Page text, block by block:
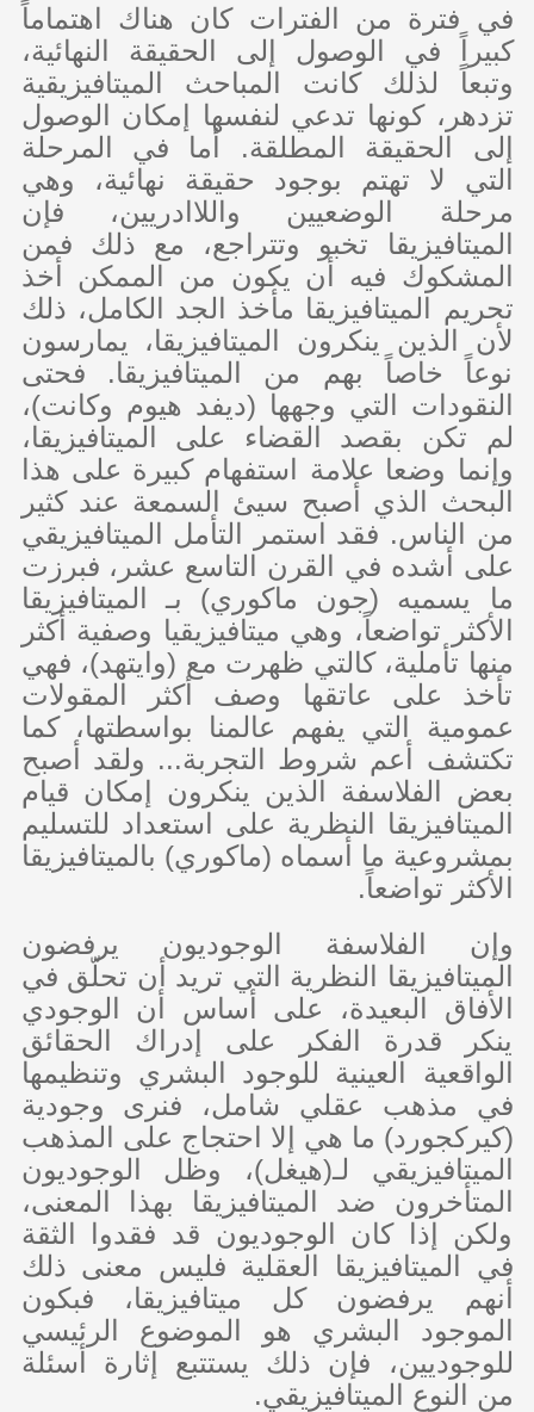
في فترة من الفترات كان هناك اهتماماً
كبيراً في الوصول إلى الحقيقة النهائية،
وتبعاً لذلك كانت المباحث الميتافيزيقية
تزدهر، كونها تدعي لنفسها إمكان الوصول
إلى الحقيقة المطلقة. أما في المرحلة
التي لا تهتم بوجود حقيقة نهائية، وهي
مرحلة الوضعيين واللاادريين، فإن
الميتافيزيقا تخبو وتتراجع، مع ذلك فمن
المشكوك فيه أن يكون من الممكن أخذ
تحريم الميتافيزيقا مأخذ الجد الكامل، ذلك
لأن الذين ينكرون الميتافيزيقا، يمارسون
نوعاً خاصاً بهم من الميتافيزيقا. فحتى
النقودات التي وجهها (ديفد هيوم وكانت)،
لم تكن بقصد القضاء على الميتافيزيقا،
وإنما وضعا علامة استفهام كبيرة على هذا
البحث الذي أصبح سيئ السمعة عند كثير
من الناس. فقد استمر التأمل الميتافيزيقي
على أشده في القرن التاسع عشر، فبرزت
ما يسميه (جون ماكوري) بـ الميتافيزيقا
الأكثر تواضعاً، وهي ميتافيزيقيا وصفية أكثر
منها تأملية، كالتي ظهرت مع (وايتهد)، فهي
تأخذ على عاتقها وصف أكثر المقولات
عمومية التي يفهم عالمنا بواسطتها، كما
تكتشف أعم شروط التجربة... ولقد أصبح
بعض الفلاسفة الذين ينكرون إمكان قيام
الميتافيزيقا النظرية على استعداد للتسليم
بمشروعية ما أسماه (ماكوري) بالميتافيزيقا
الأكثر تواضعاً.
وإن الفلاسفة الوجوديون يرفضون
الميتافيزيقا النظرية التي تريد أن تحلّق في
الأفاق البعيدة، على أساس أن الوجودي
ينكر قدرة الفكر على إدراك الحقائق
الواقعية العينية للوجود البشري وتنظيمها
في مذهب عقلي شامل، فنرى وجودية
(كيركجورد) ما هي إلا احتجاج على المذهب
الميتافيزيقي لـ(هيغل)، وظل الوجوديون
المتأخرون ضد الميتافيزيقا بهذا المعنى،
ولكن إذا كان الوجوديون قد فقدوا الثقة
في الميتافيزيقا العقلية فليس معنى ذلك
أنهم يرفضون كل ميتافيزيقا، فبكون
الموجود البشري هو الموضوع الرئيسي
للوجوديين، فإن ذلك يستتبع إثارة أسئلة
من النوع الميتافيزيقي.